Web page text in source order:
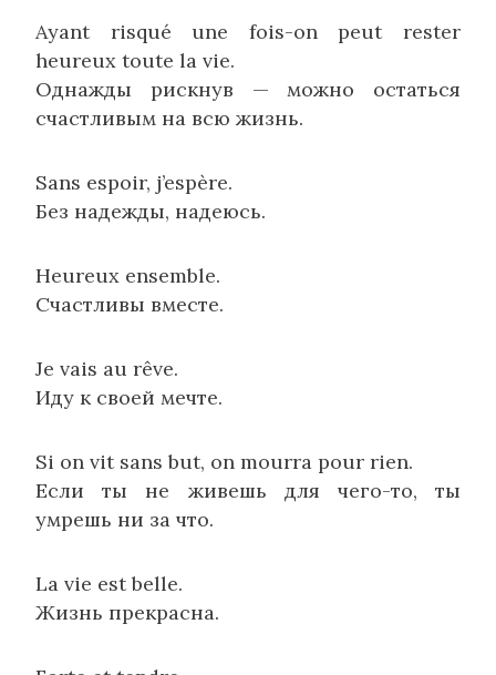
Ayant risqué une fois-on peut rester
heureux toute la vie.
Однажды рискнув — можно остаться
счастливым на всю жизнь.
Sans espoir, j’espère.
Без надежды, надеюсь.
Heureux ensemble.
Счастливы вместе.
Je vais au rêve.
Иду к своей мечте.
Si on vit sans but, on mourra pour rien.
Если ты не живешь для чего-то, ты
умрешь ни за что.
La vie est belle.
Жизнь прекрасна.